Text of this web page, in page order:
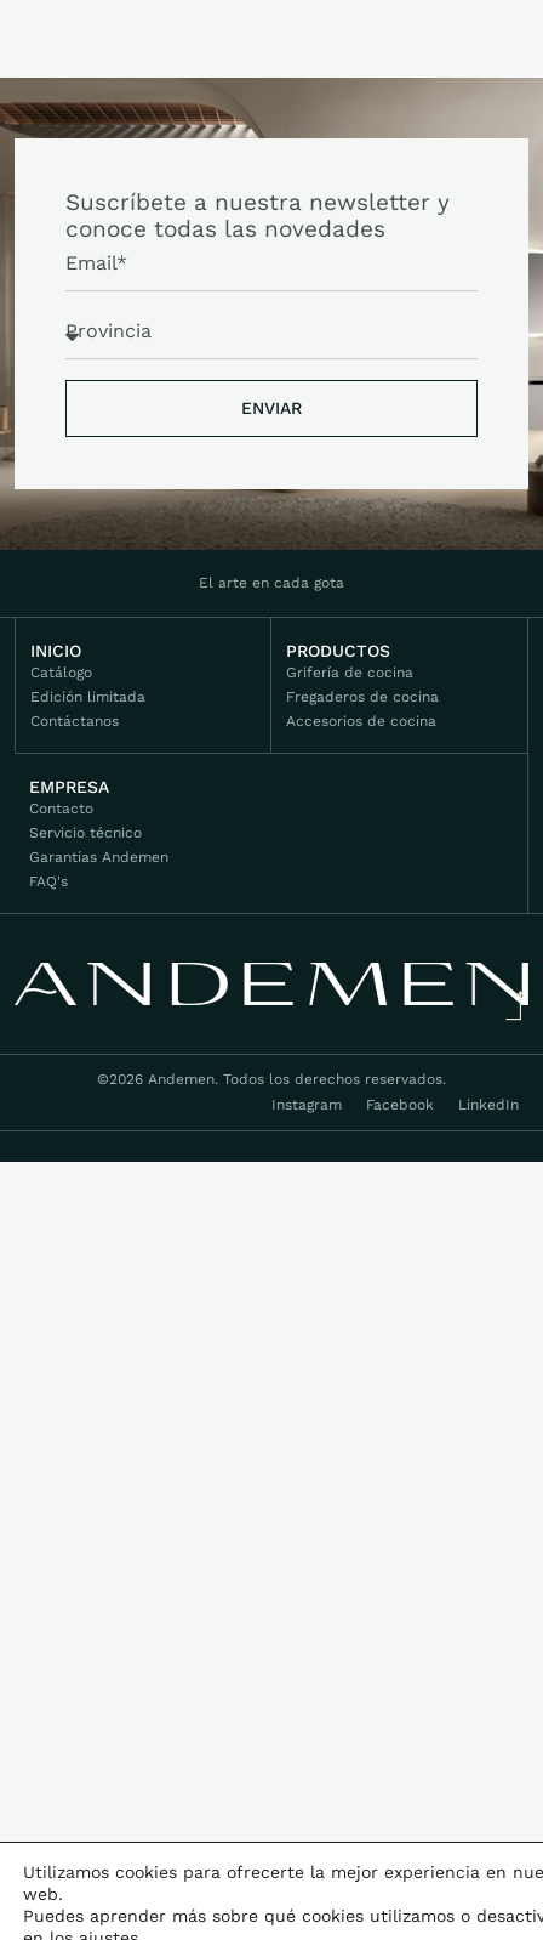
Suscríbete a nuestra newsletter y
conoce todas las novedades
ENVIAR
El arte en cada gota
INICIO
Catálogo
Edición limitada
Contáctanos
PRODUCTOS
Grifería de cocina
Fregaderos de cocina
Accesorios de cocina
EMPRESA
Contacto
Servicio técnico
Garantías Andemen
FAQ's
©2026 Andemen. Todos los derechos reservados.
Instagram
Facebook LinkedIn
Utilizamos cookies para ofrecerte la mejor experiencia en
web.
Puedes aprender más sobre qué cookies utilizamos o